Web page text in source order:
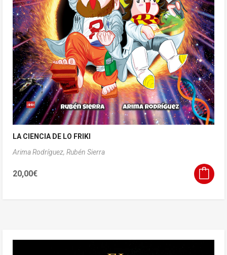
LA CIENCIA DE LO FRIKI
Arima Rodríguez, Rubén Sierra
20,00€